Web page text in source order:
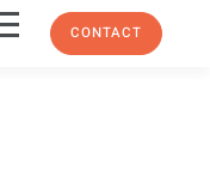
CONTACT